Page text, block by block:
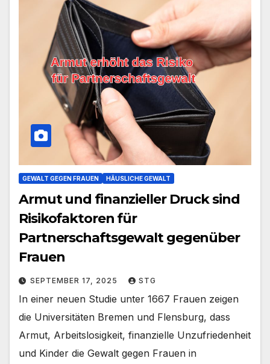
GEWALT GEGEN FRAUEN HÄUSLICHE GEWALT
Armut und finanzieller Druck sind
Risikofaktoren für
Partnerschaftsgewalt gegenüber
Frauen
SEPTEMBER 17, 2025 STG
In einer neuen Studie unter 1667 Frauen zeigen
die Universitäten Bremen und Flensburg, dass
Armut, Arbeitslosigkeit, finanzielle Unzufriedenheit
und Kinder die Gewalt gegen Frauen in